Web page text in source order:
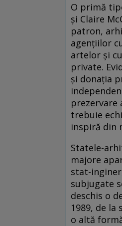
O primă
şi Claire
patron,
agenţiilor
artelor şi
private.
şi donaţia
prezervare
trebuie
inspiră din
Statele-
majore
stat-
subjugate
deschis o
1989, de
o altă